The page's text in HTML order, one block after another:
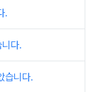
.
다.
습니다.